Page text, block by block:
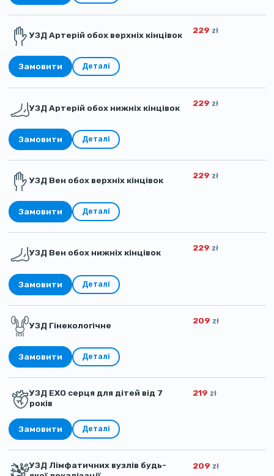
УЗД Артерій обох верхніх кінцівок 229 zł
Замовити Деталі
УЗД Артерій обох нижніх кінцівок 229 zł
Замовити Деталі
УЗД Вен обох верхніх кінцівок 229 zł
Замовити Деталі
УЗД Вен обох нижніх кінцівок 229 zł
Замовити Деталі
УЗД Гінекологічне 209 zł
Замовити Деталі
УЗД ЕХО серця для дітей від 7
років
219 zł
Замовити Деталі
УЗД Лімфатичних вузлів будь-
209 zł